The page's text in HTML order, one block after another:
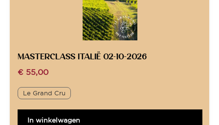
MASTERCLASS ITALIË 02-10-2026
€ 55,00
Le Grand Cru
In winkelwagen